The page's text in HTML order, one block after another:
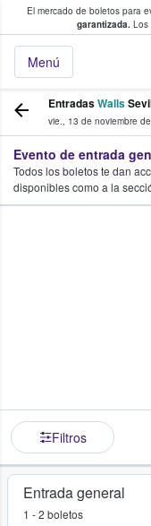
El mercado de boletos para
garantizada. Los
Menú
fans
EntradasWalls
vie., 13 de noviembre
Evento de entrada
Todos los boletos te dan
disponibles como a la
Filtros
Entrada general
1 - 2 boletos